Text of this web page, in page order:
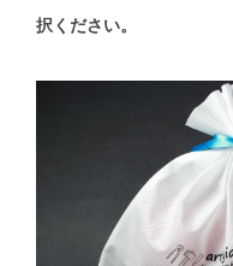
択ください。